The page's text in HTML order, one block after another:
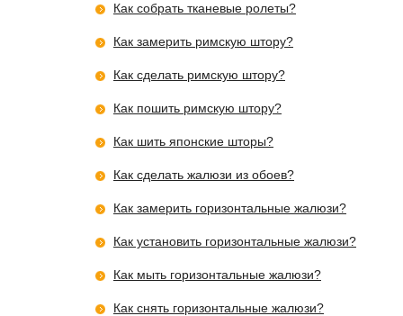
Как собрать тканевые ролеты?
Как замерить римскую штору?
Как сделать римскую штору?
Как пошить римскую штору?
Как шить японские шторы?
Как сделать жалюзи из обоев?
Как замерить горизонтальные жалюзи?
Как установить горизонтальные жалюзи?
Как мыть горизонтальные жалюзи?
Как снять горизонтальные жалюзи?